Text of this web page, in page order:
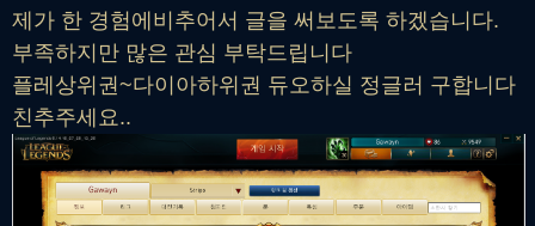
제가 한 경험에비추어서 글을 써보도록 하겠습니다.
부족하지만 많은 관심 부탁드립니다
플레상위권~다이아하위권 듀오하실 정글러 구합니다
친추주세요..